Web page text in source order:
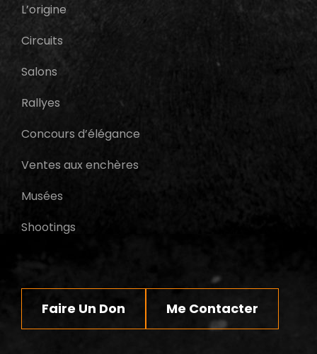
L’origine
Circuits
Salons
Rallyes
Concours d’élégance
Ventes aux enchères
Musées
Shootings
Faire Un Don Me Contacter